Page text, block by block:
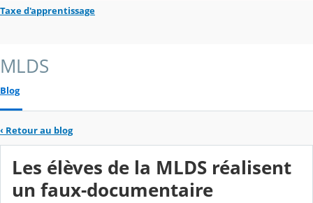
Taxe d'apprentissage
MLDS
Blog
‹ Retour au blog
Les élèves de la MLDS réalisent
un faux-documentaire